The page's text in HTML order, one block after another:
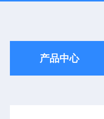
产品中心